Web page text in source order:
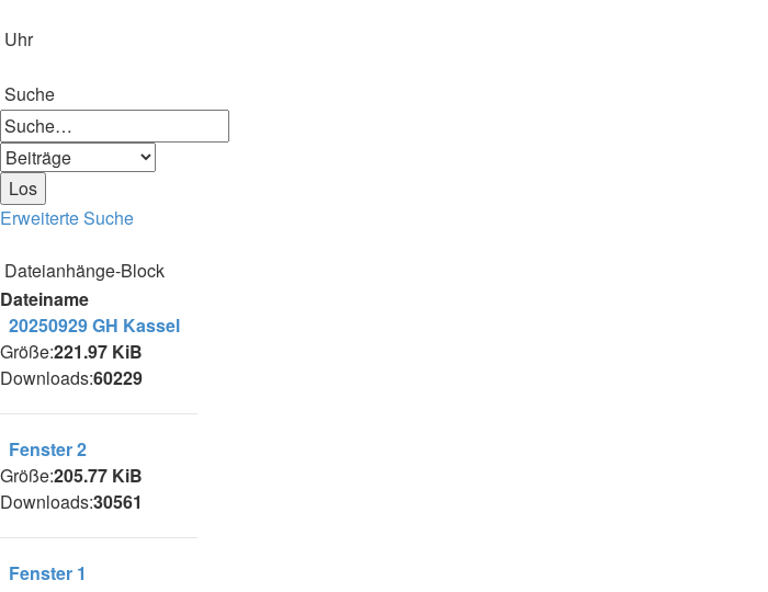
Uhr
Suche
Erweiterte Suche
Dateianhänge-Block
Dateiname
20250929 GH Kassel
Größe:221.97 KiB
Downloads:60229
Fenster 2
Größe:205.77 KiB
Downloads:30561
Fenster 1